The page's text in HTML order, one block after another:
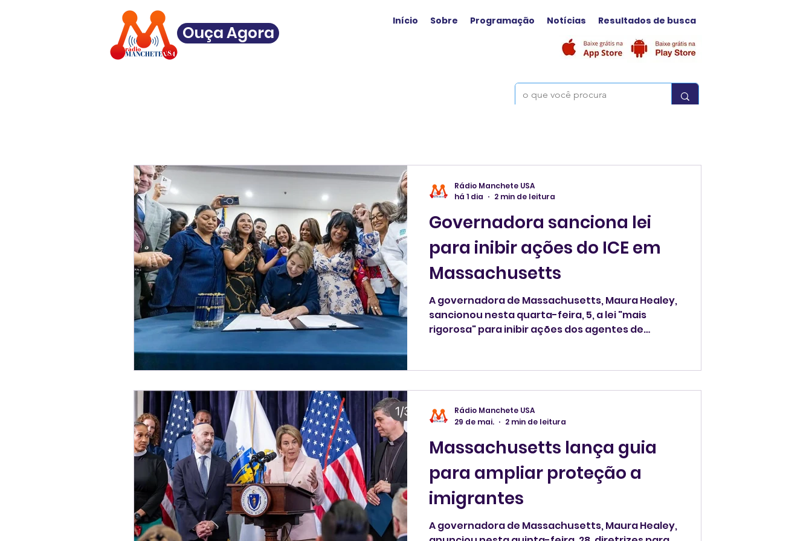
Ouça Agora
Início Sobre Programação Notícias Resultados de busca
Governadora sanciona lei
para inibir ações do ICE em
Massachusetts
A governadora de Massachusetts, Maura Healey,
sancionou nesta quarta-feira, 5, a lei "mais
rigorosa" para inibir ações dos agentes de
Rádio Manchete USA
há 1 dia
2 min de leitura
Massachusetts lança guia
para ampliar proteção a
imigrantes
A governadora de Massachusetts, Maura Healey,
Rádio Manchete USA
29 de mai.
2 min de leitura